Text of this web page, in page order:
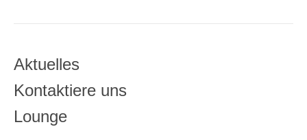
Aktuelles
Kontaktiere uns
Lounge